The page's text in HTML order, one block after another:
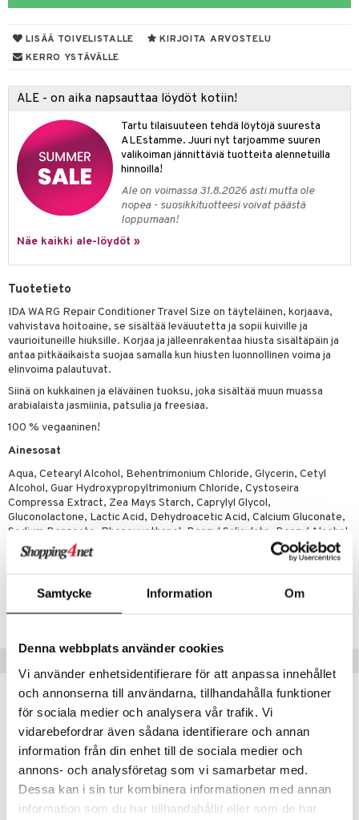
Samtycke Information Om
Denna webbplats använder cookies
Vi använder enhetsidentifierare för att anpassa innehållet
och annonserna till användarna, tillhandahålla funktioner
för sociala medier och analysera vår trafik. Vi
vidarebefordrar även sådana identifierare och annan
information från din enhet till de sociala medier och
annons- och analysföretag som vi samarbetar med.
Dessa kan i sin tur kombinera informationen med annan
information som du har tillhandahållit eller som de har
LISÄÄ TOIVELISTALLE
KIRJOITA ARVOSTELU
KERRO YSTÄVÄLLE
ALE - on aika napsauttaa löydöt kotiin!
Tartu tilaisuuteen tehdä löytöjä suuresta
ALEstamme. Juuri nyt tarjoamme suuren
valikoiman jännittäviä tuotteita alennetuilla
hinnoilla!
Ale on voimassa 31.8.2026 asti mutta ole
nopea - suosikkituotteesi voivat päästä
loppumaan!
Näe kaikki ale-löydöt »
Tuotetieto
IDA WARG Repair Conditioner Travel Size on täyteläinen, korjaava,
vahvistava hoitoaine, se sisältää leväuutetta ja sopii kuiville ja
vaurioituneille hiuksille. Korjaa ja jälleenrakentaa hiusta sisältäpäin ja
antaa pitkäaikaista suojaa samalla kun hiusten luonnollinen voima ja
elinvoima palautuvat.
Siinä on kukkainen ja eläväinen tuoksu, joka sisältää muun muassa
arabialaista jasmiinia, patsulia ja freesiaa.
100 % vegaaninen!
Ainesosat
Aqua, Cetearyl Alcohol, Behentrimonium Chloride, Glycerin, Cetyl
Alcohol, Guar Hydroxypropyltrimonium Chloride, Cystoseira
Compressa Extract, Zea Mays Starch, Caprylyl Glycol,
Gluconolactone, Lactic Acid, Dehydroacetic Acid, Calcium Gluconate,
Sodium Benzoate, Phenoxyethanol, Benzyl Salicylate, Benzyl Alcohol,
Linalool, Parfum
Tuotenumero
CIW99-8P-100-XX-XX
-25% -33%
hoito
iho
iho
iho
Päivävoide
hoito
tarvikkeet
/ Kajaali
&
Lapset
Set
tuotteet
hoito
poisto
hoito
& saippuat
tuotteet
& Viikset
shave balm
shave lotion
de cologne
de toilette
hoito
& saippuat
1: Puhdistus
2: Kirkastus
3: Kosteutus
ja Vartalonhoito
ja naamiot
Huulten Hoito
Elixir
Happy
Happy For Men
Miehille
& Soujaus
& vastauksia